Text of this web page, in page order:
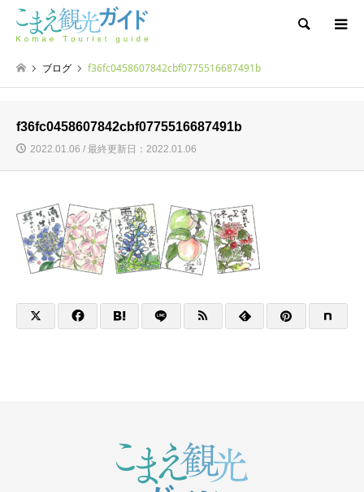
検索
ブログ f36fc0458607842cbf0775516687491b
f36fc0458607842cbf0775516687491b
2022.01.06 / 最終更新日：2022.01.06